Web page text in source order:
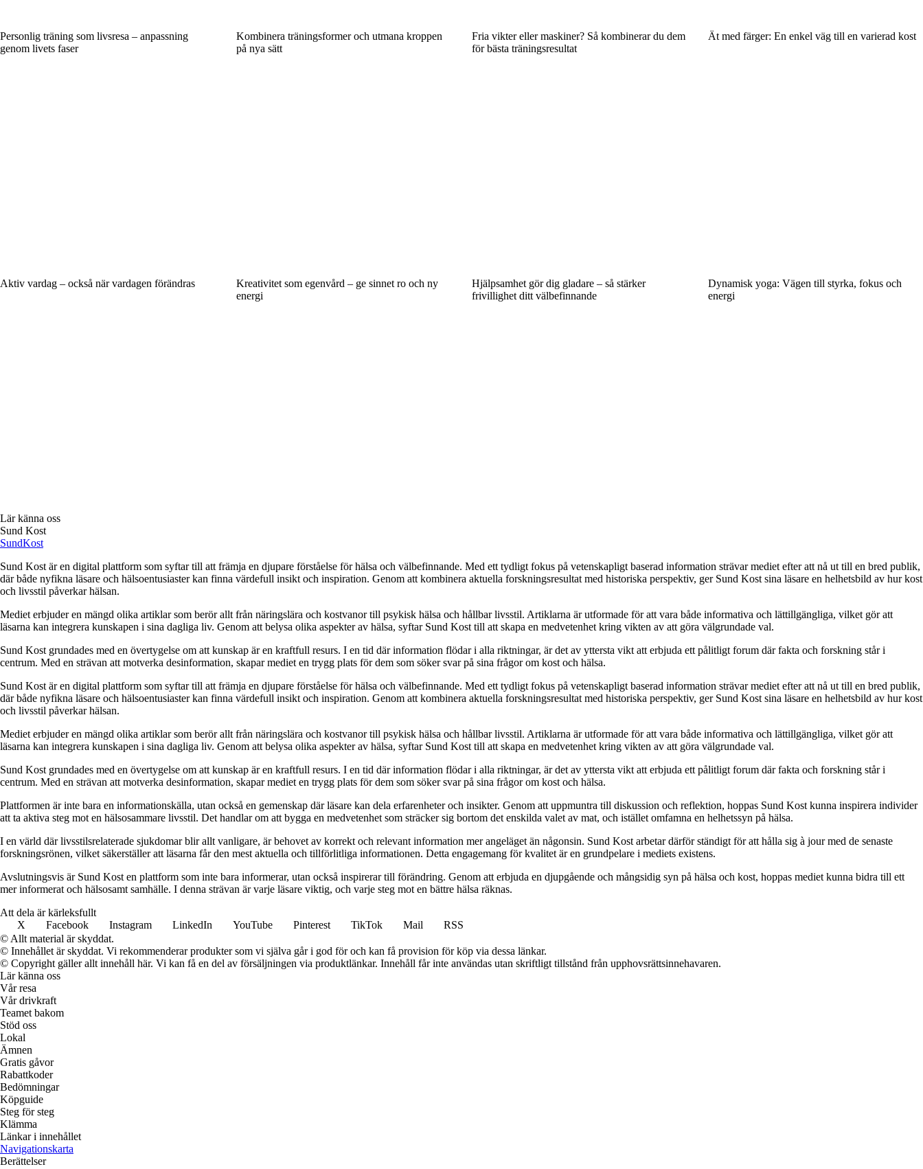
Personlig träning som livsresa – anpassning
genom livets faser
Kombinera träningsformer och utmana kroppen
på nya sätt
Fria vikter eller maskiner? Så kombinerar du dem
för bästa träningsresultat
Ät med färger: En enkel väg till en varierad kost
Aktiv vardag – också när vardagen förändras
Kreativitet som egenvård – ge sinnet ro och ny
energi
Hjälpsamhet gör dig gladare – så stärker
frivillighet ditt välbefinnande
Dynamisk yoga: Vägen till styrka, fokus och
energi
Lär känna oss
Sund Kost
SundKost
Sund Kost är en digital plattform som syftar till att främja en djupare förståelse för hälsa och välbefinnande. Med ett tydligt fokus på vetenskapligt baserad information strävar mediet efter att nå ut till en bred publik,
där både nyfikna läsare och hälsoentusiaster kan finna värdefull insikt och inspiration. Genom att kombinera aktuella forskningsresultat med historiska perspektiv, ger Sund Kost sina läsare en helhetsbild av hur kost
och livsstil påverkar hälsan.
Mediet erbjuder en mängd olika artiklar som berör allt från näringslära och kostvanor till psykisk hälsa och hållbar livsstil. Artiklarna är utformade för att vara både informativa och lättillgängliga, vilket gör att
läsarna kan integrera kunskapen i sina dagliga liv. Genom att belysa olika aspekter av hälsa, syftar Sund Kost till att skapa en medvetenhet kring vikten av att göra välgrundade val.
Sund Kost grundades med en övertygelse om att kunskap är en kraftfull resurs. I en tid där information flödar i alla riktningar, är det av yttersta vikt att erbjuda ett pålitligt forum där fakta och forskning står i
centrum. Med en strävan att motverka desinformation, skapar mediet en trygg plats för dem som söker svar på sina frågor om kost och hälsa.
Sund Kost är en digital plattform som syftar till att främja en djupare förståelse för hälsa och välbefinnande. Med ett tydligt fokus på vetenskapligt baserad information strävar mediet efter att nå ut till en bred publik,
där både nyfikna läsare och hälsoentusiaster kan finna värdefull insikt och inspiration. Genom att kombinera aktuella forskningsresultat med historiska perspektiv, ger Sund Kost sina läsare en helhetsbild av hur kost
och livsstil påverkar hälsan.
Mediet erbjuder en mängd olika artiklar som berör allt från näringslära och kostvanor till psykisk hälsa och hållbar livsstil. Artiklarna är utformade för att vara både informativa och lättillgängliga, vilket gör att
läsarna kan integrera kunskapen i sina dagliga liv. Genom att belysa olika aspekter av hälsa, syftar Sund Kost till att skapa en medvetenhet kring vikten av att göra välgrundade val.
Sund Kost grundades med en övertygelse om att kunskap är en kraftfull resurs. I en tid där information flödar i alla riktningar, är det av yttersta vikt att erbjuda ett pålitligt forum där fakta och forskning står i
centrum. Med en strävan att motverka desinformation, skapar mediet en trygg plats för dem som söker svar på sina frågor om kost och hälsa.
Plattformen är inte bara en informationskälla, utan också en gemenskap där läsare kan dela erfarenheter och insikter. Genom att uppmuntra till diskussion och reflektion, hoppas Sund Kost kunna inspirera individer
att ta aktiva steg mot en hälsosammare livsstil. Det handlar om att bygga en medvetenhet som sträcker sig bortom det enskilda valet av mat, och istället omfamna en helhetssyn på hälsa.
I en värld där livsstilsrelaterade sjukdomar blir allt vanligare, är behovet av korrekt och relevant information mer angeläget än någonsin. Sund Kost arbetar därför ständigt för att hålla sig à jour med de senaste
forskningsrönen, vilket säkerställer att läsarna får den mest aktuella och tillförlitliga informationen. Detta engagemang för kvalitet är en grundpelare i mediets existens.
Avslutningsvis är Sund Kost en plattform som inte bara informerar, utan också inspirerar till förändring. Genom att erbjuda en djupgående och mångsidig syn på hälsa och kost, hoppas mediet kunna bidra till ett
mer informerat och hälsosamt samhälle. I denna strävan är varje läsare viktig, och varje steg mot en bättre hälsa räknas.
Att dela är kärleksfullt
X
Facebook Instagram LinkedIn YouTube Pinterest TikTok Mail
RSS
© Allt material är skyddat.
© Innehållet är skyddat. Vi rekommenderar produkter som vi själva går i god för och kan få provision för köp via dessa länkar.
© Copyright gäller allt innehåll här. Vi kan få en del av försäljningen via produktlänkar. Innehåll får inte användas utan skriftligt tillstånd från upphovsrättsinnehavaren.
Lär känna oss
Vår resa
Vår drivkraft
Teamet bakom
Stöd oss
Lokal
Ämnen
Gratis gåvor
Rabattkoder
Bedömningar
Köpguide
Steg för steg
Klämma
Länkar i innehållet
Navigationskarta
Berättelser